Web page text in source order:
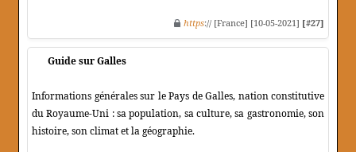
https:// [France] [10-05-2021] [#27]
Guide sur Galles
Informations générales sur le Pays de Galles, nation constitutive
du Royaume-Uni : sa population, sa culture, sa gastronomie, son
histoire, son climat et la géographie.